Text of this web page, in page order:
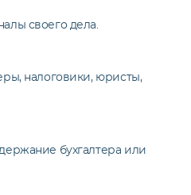
своего дела.
налоговики, юристы,
бухгалтера или